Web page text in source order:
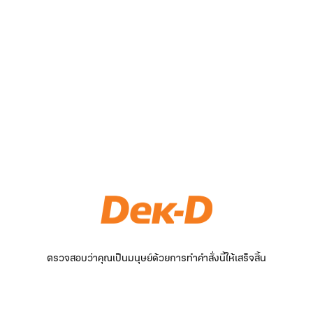
ตรวจสอบว่าคุณเป็นมนุษย์ด้วยการทำคำสั่งนี้ให้เสร็จสิ้น